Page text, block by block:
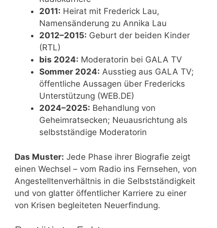
2011: Heirat mit Frederick Lau,
Namensänderung zu Annika Lau
2012–2015: Geburt der beiden Kinder
(RTL)
bis 2024: Moderatorin bei GALA TV
Sommer 2024: Ausstieg aus GALA TV;
öffentliche Aussagen über Fredericks
Unterstützung (WEB.DE)
2024–2025: Behandlung von
Geheimratsecken; Neuausrichtung als
selbstständige Moderatorin
Das Muster: Jede Phase ihrer Biografie zeigt
einen Wechsel – vom Radio ins Fernsehen, von
Angestelltenverhältnis in die Selbstständigkeit
und von glatter öffentlicher Karriere zu einer
von Krisen begleiteten Neuerfindung.